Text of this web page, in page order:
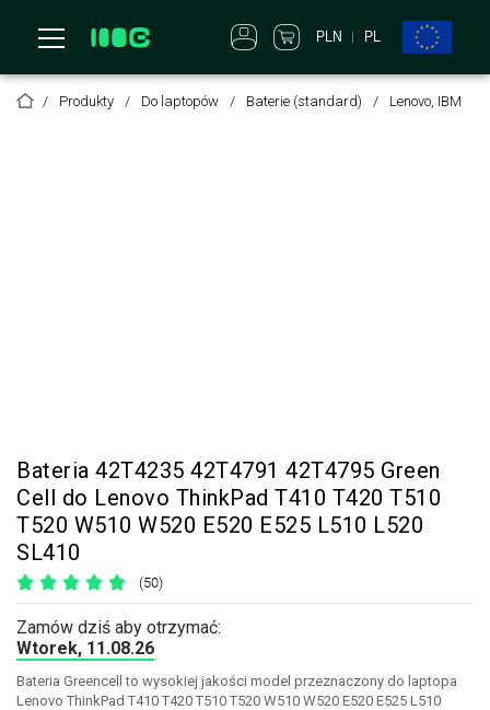
PLN PL
Produkty Do laptopów Baterie (standard) Lenovo, IBM
Bateria 42T4235 42T4791 42T4795 Green
Cell do Lenovo ThinkPad T410 T420 T510
T520 W510 W520 E520 E525 L510 L520
SL410
(50)
Zamów dziś aby otrzymać:
Wtorek, 11.08.26
Bateria Greencell to wysokiej jakości model przeznaczony do laptopa
Lenovo ThinkPad T410 T420 T510 T520 W510 W520 E520 E525 L510